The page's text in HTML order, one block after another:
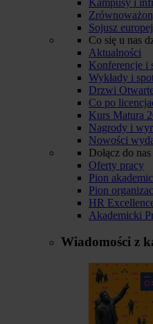
Sojusz
Co się u nas
Aktualności
Konferencje i
Wykłady i
Drzwi
Co po
Kurs Matura
Nagrody i
Nowości
Dołącz do nas
Oferty pracy
Pion
Pion
HR
Akademicki
Wiadomości z